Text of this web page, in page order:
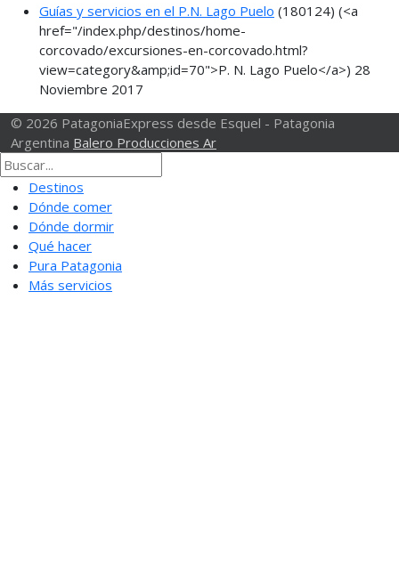
Guías y servicios en el P.N. Lago Puelo (180124) (<a
href="/index.php/destinos/home-
corcovado/excursiones-en-corcovado.html?
view=category&amp;id=70">P. N. Lago Puelo</a>) 28
Noviembre 2017
© 2026 PatagoniaExpress desde Esquel - Patagonia
Argentina Balero Producciones Ar
Destinos
Dónde comer
Dónde dormir
Qué hacer
Pura Patagonia
Más servicios